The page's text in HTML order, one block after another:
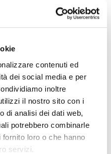
contenuti ed
dei social media e per
inoltre
il nostro sito con i
di analisi dei dati web,
potrebbero combinarle
loro o che hanno
servizi.
B
B iO
Adulto Spazzolino a
vibrazione Rosa, Bianco
(IVA incl.)